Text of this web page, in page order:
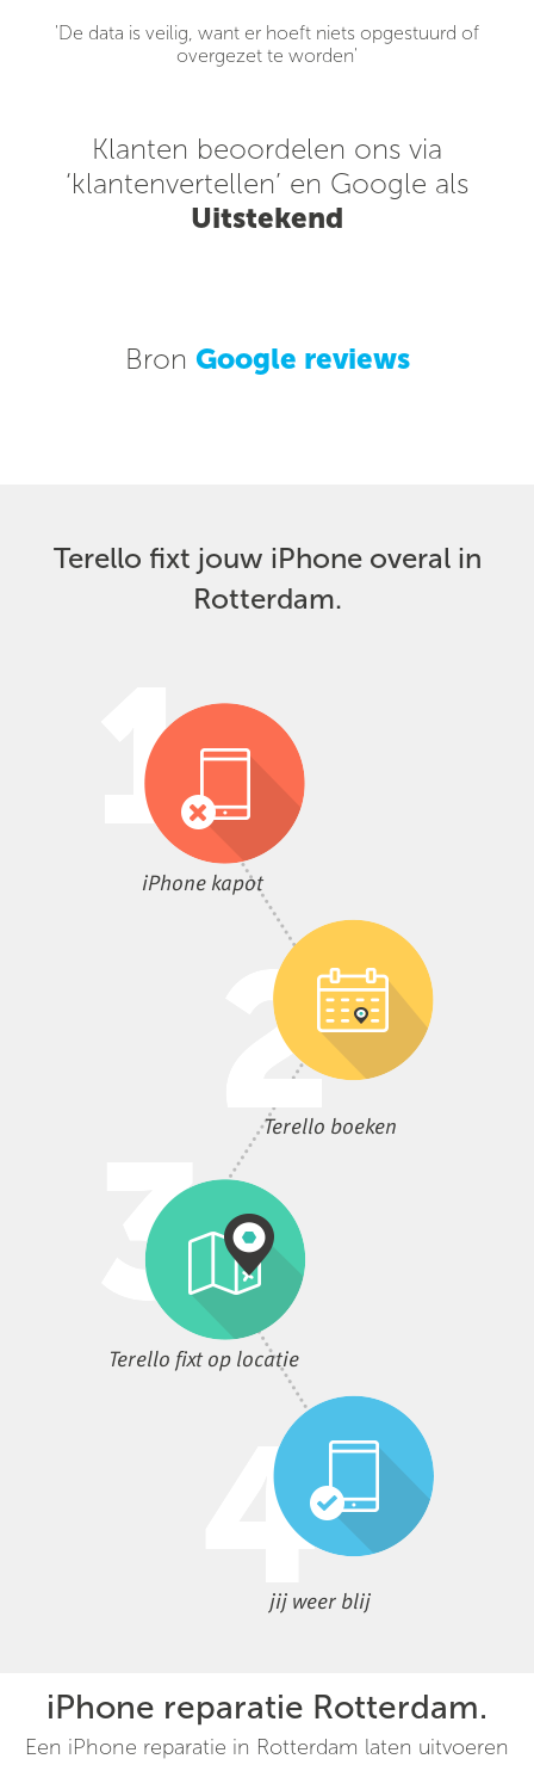
'De data is veilig, want er hoeft niets opgestuurd of
overgezet te worden'
Klanten beoordelen ons via
‘klantenvertellen’ en Google als
Uitstekend
Bron Google reviews
Terello fixt jouw iPhone overal in
Rotterdam.
iPhone kapot
Terello boeken
Terello fixt op locatie
jij weer blij
iPhone reparatie Rotterdam.
Een iPhone reparatie in Rotterdam laten uitvoeren